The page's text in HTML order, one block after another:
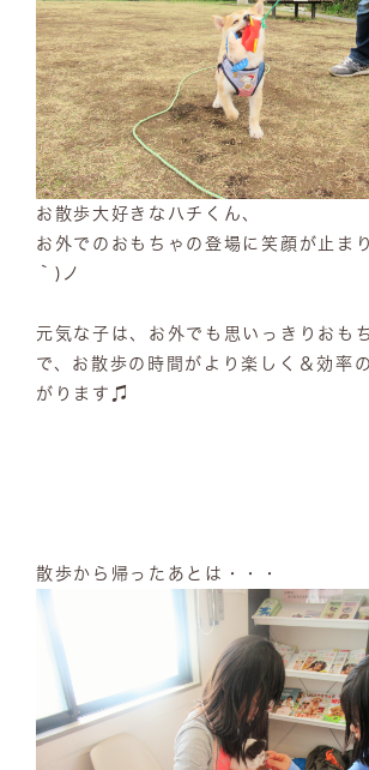
お散歩大好きなハチくん、
お外でのおもちゃの登場に笑顔が止ま
｀)ノ
元気な子は、お外でも思いっきりおも
で、お散歩の時間がより楽しく＆効率
がります♫
散歩から帰ったあとは・・・